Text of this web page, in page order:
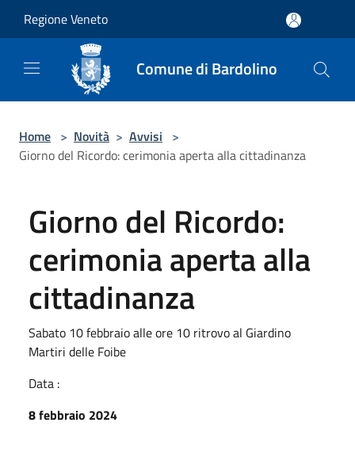
Regione Veneto
Comune di Bardolino
Home > Novità > Avvisi >
Giorno del Ricordo: cerimonia aperta alla cittadinanza
Giorno del Ricordo:
cerimonia aperta alla
cittadinanza
Sabato 10 febbraio alle ore 10 ritrovo al Giardino
Martiri delle Foibe
Data :
8 febbraio 2024